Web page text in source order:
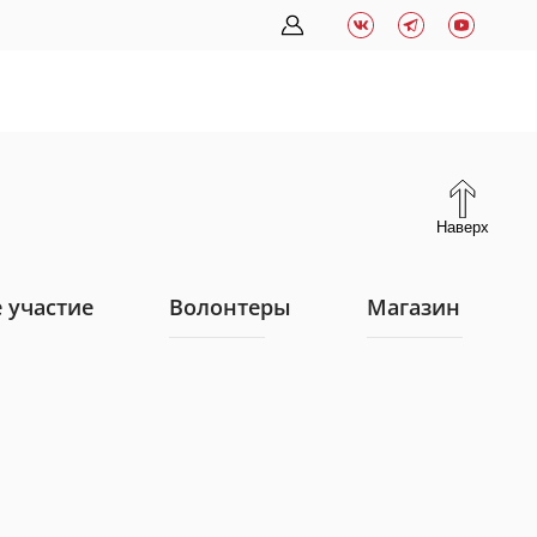
Наверх
Волонтеры Магазин